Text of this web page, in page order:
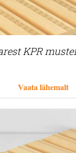
KPR
Vaata lähemalt